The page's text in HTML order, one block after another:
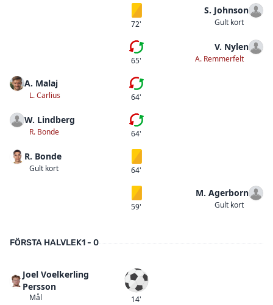
Gult kort
72'
S. Johnson
Gult kort
Första bytet
65'
V. Nylen
A. Remmerfelt
A. Malaj
L. Carlius
Andra bytet
64'
W. Lindberg
R. Bonde
Första bytet
64'
R. Bonde
Gult kort
Gult kort
64'
Gult kort
59'
M. Agerborn
Gult kort
FÖRSTA HALVLEK1 - 0
Joel Voelkerling
Persson
Mål
Mål
14'